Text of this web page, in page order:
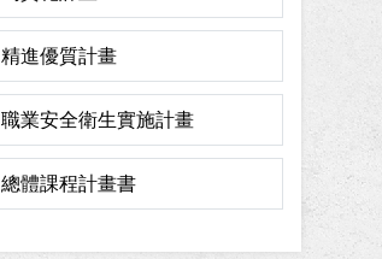
精進優質計畫
職業安全衛生實施計畫
總體課程計畫書